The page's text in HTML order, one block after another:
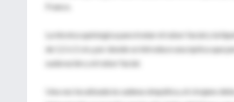
Franco.
La técnica quirúrgica para tratar el rubor facial y la
de 1,5 ó 2 cm, por donde se introduce una óptica que
sudoración y el rubor facial.
Una vez localizada la cadena simpática, el cirujano